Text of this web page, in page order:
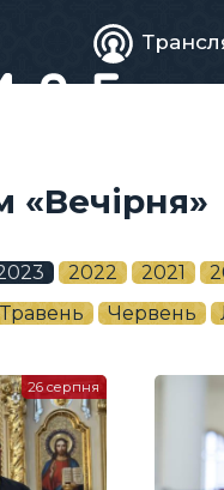
Живе
«Вечірня»
2022 2021
Травень Червень
26 серпня